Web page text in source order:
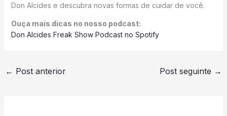
Don Alcides e descubra novas formas de cuidar de você.
Ouça mais dicas no nosso podcast:
Don Alcides Freak Show Podcast no Spotify
← Post anterior Post seguinte →